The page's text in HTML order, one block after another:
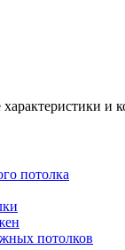
и
потолка
потолков